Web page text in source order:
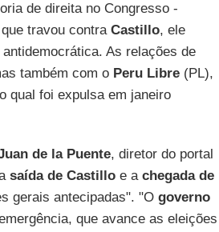
de direita no Congresso -
travou contra Castillo, ele
As relações de
também com o Peru Libre(PL),
qual foi expulsa em janeiro
de la Puente, diretor do portal
saída de Castilloe a chegada de
gerais antecipadas". "O governo
que avance as eleições